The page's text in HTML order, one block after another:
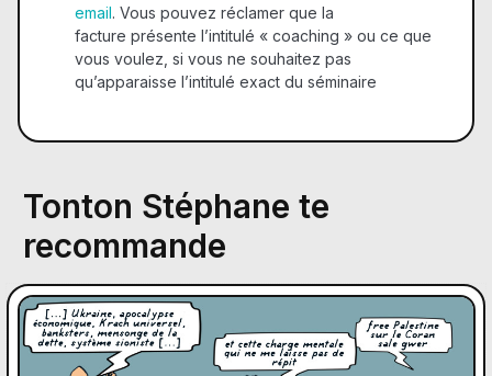
email. Vous pouvez réclamer que la
facture présente l’intitulé « coaching » ou ce que
vous voulez, si vous ne souhaitez pas
qu’apparaisse l’intitulé exact du séminaire
Tonton Stéphane te
recommande